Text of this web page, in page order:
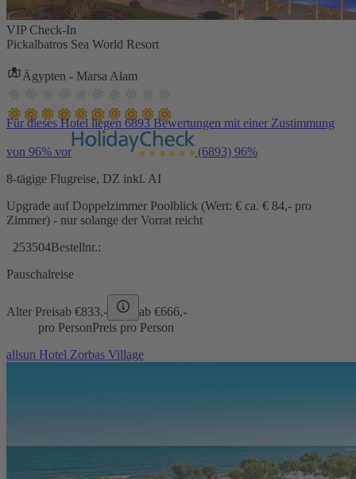
VIP Check-In
Pickalbatros Sea World Resort
Ägypten - Marsa Alam
Für dieses Hotel liegen 6893 Bewertungen mit einer Zustimmung
von 96% vor (6893) 96%
8-tägige Flugreise, DZ inkl. AI
Upgrade auf Doppelzimmer Poolblick (Wert: € ca. € 84,- pro
Zimmer) - nur solange der Vorrat reicht
253504Bestellnr.:
Pauschalreise
Alter Preisab €833,- ab €666,-
pro PersonPreis pro Person
allsun Hotel Zorbas Village